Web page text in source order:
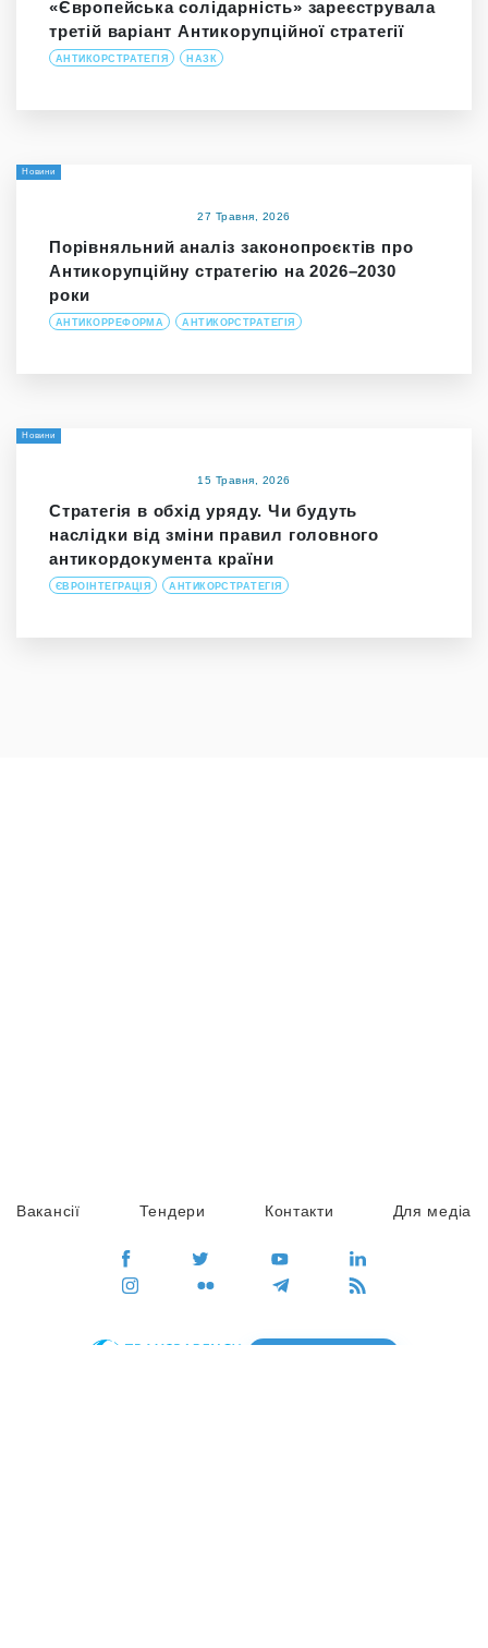
«Європейська солідарність» зареєструвала
третій варіант Антикорупційної стратегії
АНТИКОРСТРАТЕГІЯ НАЗК
Новини
27 Травня, 2026
Порівняльний аналіз законопроєктів про
Антикорупційну стратегію на 2026–2030
роки
АНТИКОРРЕФОРМА АНТИКОРСТРАТЕГІЯ
Новини
15 Травня, 2026
Стратегія в обхід уряду. Чи будуть
наслідки від зміни правил головного
антикордокумента країни
ЄВРОІНТЕГРАЦІЯ АНТИКОРСТРАТЕГІЯ
Вакансії Тендери Контакти Для медіа